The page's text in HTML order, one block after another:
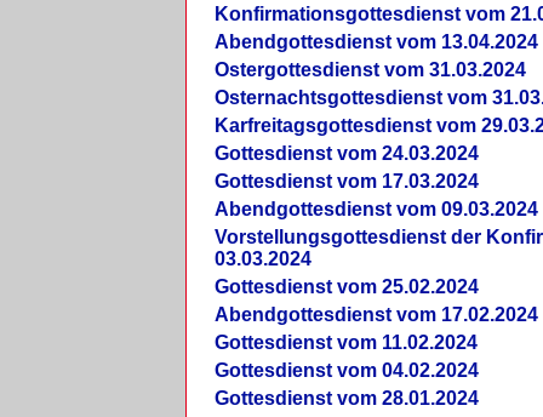
Konfirmationsgottesdienst vom
Abendgottesdienst vom 13.04.2024
Ostergottesdienst vom 31.03.2024
Osternachtsgottesdienst vom
Karfreitagsgottesdienst vom
Gottesdienst vom 24.03.2024
Gottesdienst vom 17.03.2024
Abendgottesdienst vom 09.03.2024
Vorstellungsgottesdienst der
03.03.2024
Gottesdienst vom 25.02.2024
Abendgottesdienst vom 17.02.2024
Gottesdienst vom 11.02.2024
Gottesdienst vom 04.02.2024
Gottesdienst vom 28.01.2024